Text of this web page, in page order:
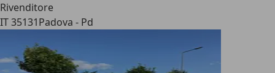
Rivenditore
IT 35131Padova - Pd